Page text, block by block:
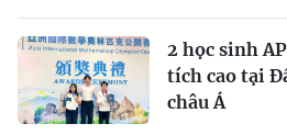
2 học sinh
tích cao tại
châu Á